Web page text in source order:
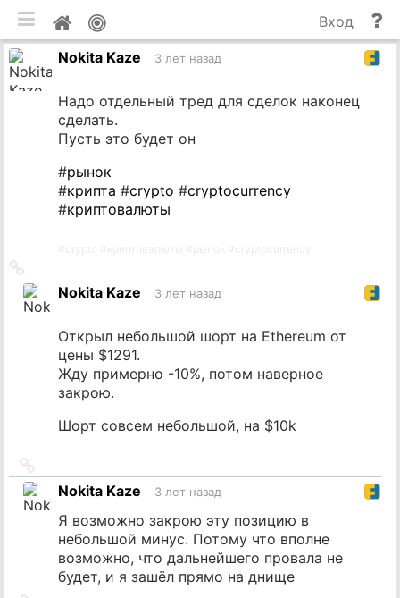
Мой
профиль
и
Вход
Nokita Kaze
3 лет назад
Надо отдельный тред для сделок наконец
сделать.
Пусть это будет он
#рынок
#крипта #crypto #cryptocurrency
#криптовалюты
на
источникNokita Kaze 3 лет назад
Открыл небольшой шорт на Ethereum от
цены $1291.
Жду примерно -10%, потом наверное
закрою.
Шорт совсем небольшой, на $10k
на
источник
Nokita Kaze 3 лет назад
Я возможно закрою эту позицию в
небольшой минус. Потому что вполне
возможно, что дальнейшего провала не
будет, и я зашёл прямо на днище
мобильная версия